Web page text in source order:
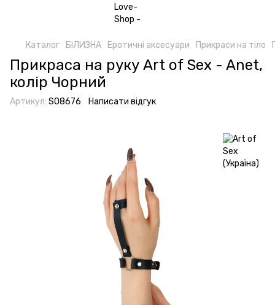
Каталог БІЛИЗНА Еротичні аксесуари Прикраси на тіло
Прикраса на руку Art of Sex - Anet,
колір Чорний
Артикул: SO8676 Написати відгук